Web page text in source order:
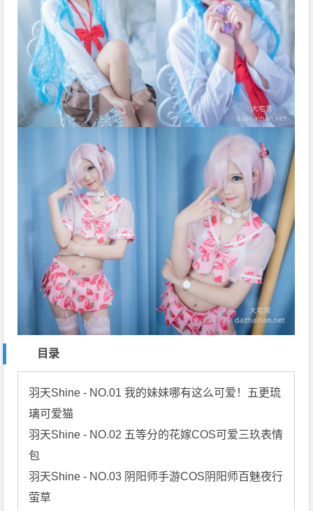
目录
羽天Shine - NO.01 我的妹妹哪有这么可爱！五更琉
璃可爱猫
羽天Shine - NO.02 五等分的花嫁COS可爱三玖表情
包
羽天Shine - NO.03 阴阳师手游COS阴阳师百魅夜行
萤草